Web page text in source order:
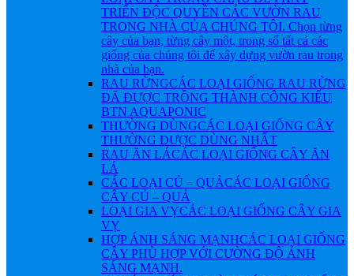
TRIỂN ĐỘC QUYỀN CÁC VƯỜN RAU
TRONG NHÀ CỦA CHÚNG TÔI. Chọn từng
cây của bạn, từng cây một, trong số tất cả các
giống của chúng tôi để xây dựng vườn rau trong
nhà của bạn.
RAU RỪNGCÁC LOẠI GIỐNG RAU RỪNG
ĐÃ ĐƯỢC TRỒNG THÀNH CÔNG KIỂU
BTN AQUAPONIC
THƯỜNG DÙNGCÁC LOẠI GIỐNG CÂY
THƯỜNG ĐƯỢC DÙNG NHẤT
RAU ĂN LÁCÁC LOẠI GIỐNG CÂY ĂN
LÁ
CÁC LOẠI CỦ – QUẢCÁC LOẠI GIỐNG
CÂY CỦ – QUẢ
LOẠI GIA VỴCÁC LOẠI GIỐNG CÂY GIA
VỴ
HỢP ÁNH SÁNG MẠNHCÁC LOẠI GIỐNG
CÂY PHÙ HỢP VỚI CƯỜNG ĐỘ ÁNH
SÁNG MẠNH.